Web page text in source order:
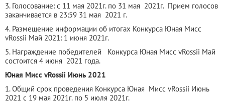
3. Голосование: с 11 мая 2021г. по 31 мая 2021г. Прием голосов
заканчивается в 23:59 31 мая 2021 г.
4. Размещение информации об итогах Конкурса Юная Мисс
vRossii Май 2021: 1 июня 2021г.
5. Награждение победителей Конкурса Юная Мисс vRossii Май
состоится 4 июня 2021 года.
Юная Мисс vRossii Июнь 2021
1. Общий срок проведения Конкурса Юная Мисс vRossii Июнь
2021 с 19 мая 2021г. по 5 июля 2021г.